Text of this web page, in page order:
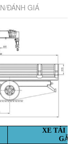
ĐÁNH GIÁ
XE TẢI